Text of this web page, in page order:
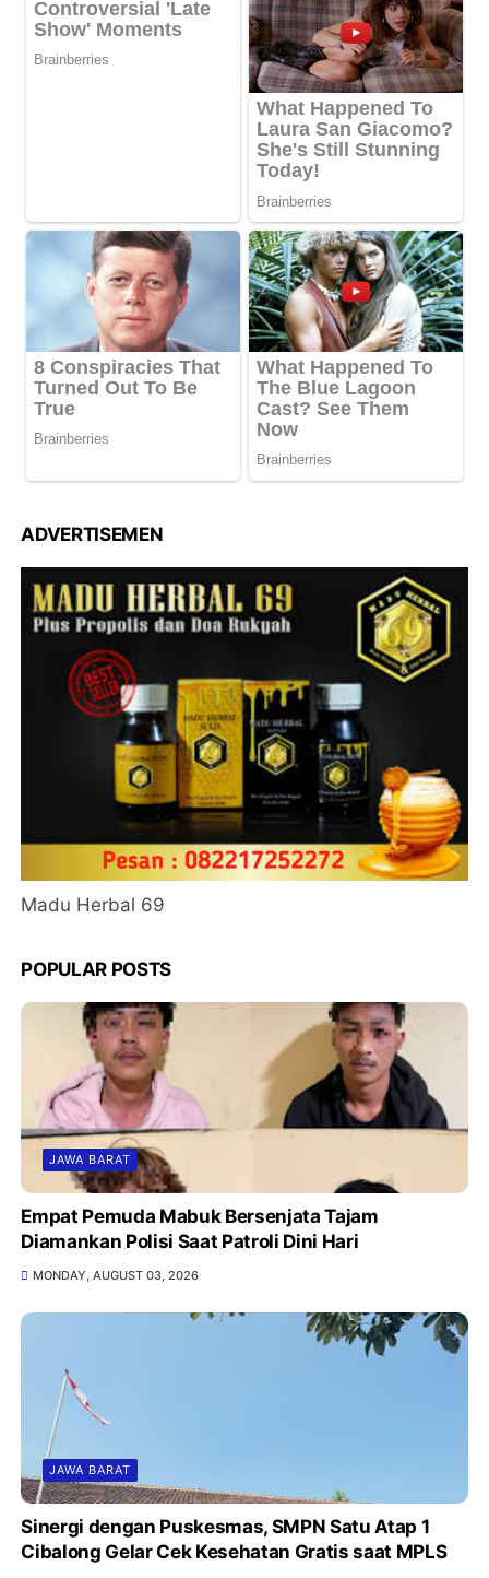
ADVERTISEMEN
Madu Herbal 69
POPULAR POSTS
JAWA BARAT
Empat Pemuda Mabuk Bersenjata Tajam
Diamankan Polisi Saat Patroli Dini Hari
MONDAY, AUGUST 03, 2026
JAWA BARAT
Sinergi dengan Puskesmas, SMPN Satu Atap 1
Cibalong Gelar Cek Kesehatan Gratis saat MPLS